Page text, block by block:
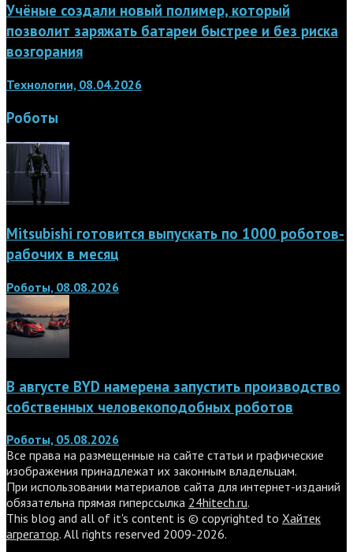
Учёные создали новый полимер, который
позволит заряжать батареи быстрее и без риска
возгорания
Технологии, 08.04.2026
Роботы
Mitsubishi готовится выпускать по 1000 роботов-
рабочих в месяц
Роботы, 08.08.2026
В августе BYD намерена запустить производство
собственных человекоподобных роботов
Роботы, 05.08.2026
Все права на размещенные на сайте статьи и графические
изображения принадлежат их законным владельцам.
При использовании материалов сайта для интернет-изданий
обязательна прямая гиперссылка 24hitech.ru.
This blog and all of it's content is © copyrighted to Хайтек
агрегатор. All rights reserved 2009-2026.